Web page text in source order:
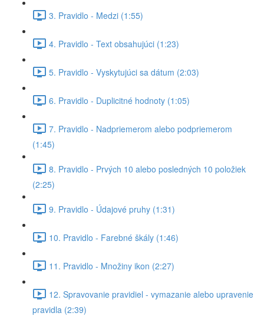
3. Pravidlo - Medzi (1:55)
4. Pravidlo - Text obsahujúci (1:23)
5. Pravidlo - Vyskytujúci sa dátum (2:03)
6. Pravidlo - Duplicitné hodnoty (1:05)
7. Pravidlo - Nadpriemerom alebo podpriemerom
(1:45)
8. Pravidlo - Prvých 10 alebo posledných 10 položiek
(2:25)
9. Pravidlo - Údajové pruhy (1:31)
10. Pravidlo - Farebné škály (1:46)
11. Pravidlo - Množiny ikon (2:27)
12. Spravovanie pravidiel - vymazanie alebo upravenie
pravidla (2:39)